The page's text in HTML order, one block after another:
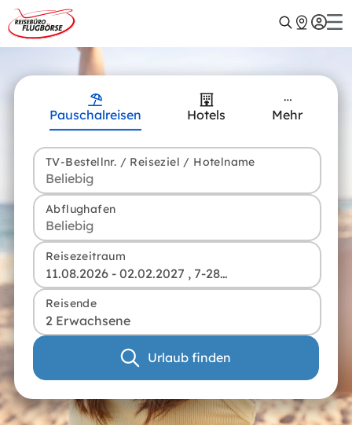
Pauschalreisen Hotels Mehr
TV-Bestellnr. / Reiseziel / Hotelname
Abflughafen
Reisezeitraum
11.08.2026 - 02.02.2027 , 7-28 Tage
Reisende
2 Erwachsene
Urlaub finden